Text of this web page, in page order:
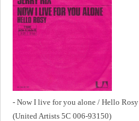
- Now I live for you alone / Hello Rosy
(United Artists 5C 006-93150)